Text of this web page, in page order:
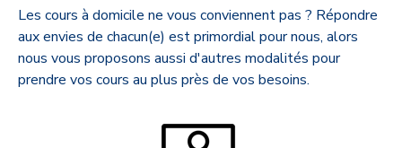
Les cours à domicile ne vous conviennent pas ? Répondre
aux envies de chacun(e) est primordial pour nous, alors
nous vous proposons aussi d'autres modalités pour
prendre vos cours au plus près de vos besoins.